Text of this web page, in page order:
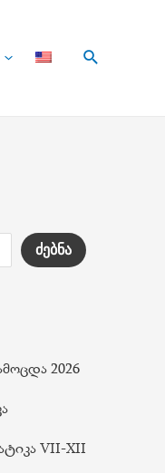
Search
ძებნა
2026
VII-XII